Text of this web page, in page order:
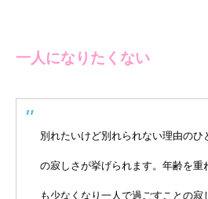
一人になりたくない
別れたいけど別れられない理由のひ
の寂しさが挙げられます。年齢を重
も少なくなり一人で過ごすことの寂